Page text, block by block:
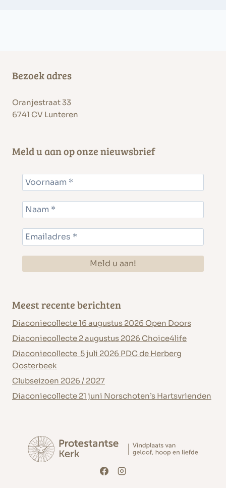
Bezoek adres
Oranjestraat 33
6741 CV Lunteren
Meld u aan op onze nieuwsbrief
Meest recente berichten
Diaconiecollecte 16 augustus 2026 Open Doors
Diaconiecollecte 2 augustus 2026 Choice4life
Diaconiecollecte 5 juli 2026 PDC de Herberg
Oosterbeek
Clubseizoen 2026 / 2027
Diaconiecollecte 21 juni Norschoten’s Hartsvrienden